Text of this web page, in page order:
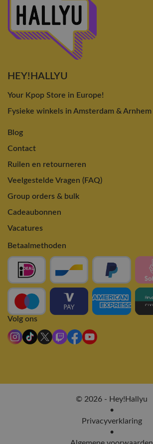
HEY!HALLYU
Your Kpop Store in Europe!
Fysieke winkels in Amsterdam & Arnhem
Blog
Contact
Ruilen en retourneren
Veelgestelde Vragen (FAQ)
Group orders & bulk
Cadeaubonnen
Vacatures
Betaalmethoden
Volg ons
© 2026 - Hey!Hallyu
•
Privacyverklaring
•